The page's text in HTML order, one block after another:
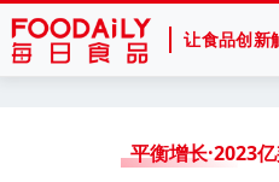
让食品创新
平衡增长·2023